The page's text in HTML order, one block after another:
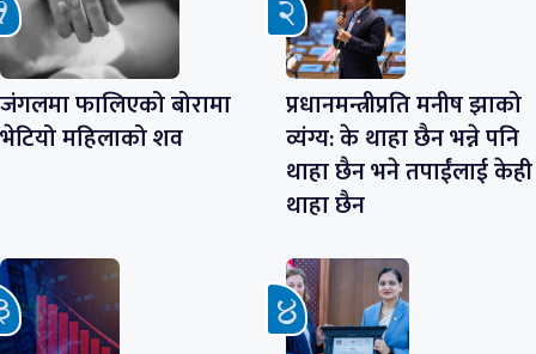
जंगलमा फालिएको बोरामा
भेटियो महिलाको शव
प्रधानमन्त्रीप्रति मनीष झाको
व्यंग्य: के थाहा छैन भन्ने पनि
थाहा छैन भने तपाईंलाई केही
थाहा छैन